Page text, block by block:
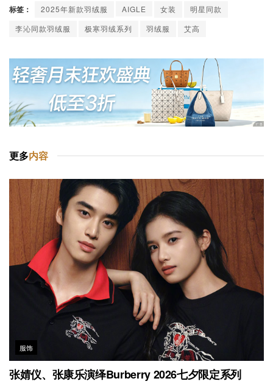
标签： 2025年新款羽绒服 AIGLE 女装
明星同款
李沁同款羽绒服
极寒羽绒系列 羽绒服 艾高
更多内容
服饰
张婧仪、张康乐演绎Burberry 2026七夕限定系列